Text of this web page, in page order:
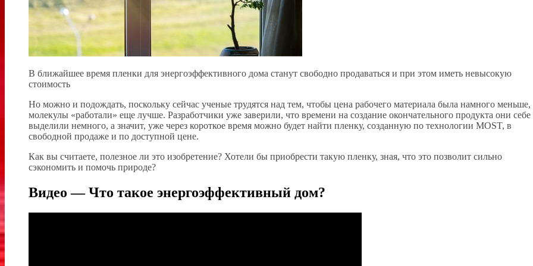
В ближайшее время пленки для энергоэффективного дома станут свободно продаваться и при этом иметь невысокую
стоимость
Но можно и подождать, поскольку сейчас ученые трудятся над тем, чтобы цена рабочего материала была намного меньше,
молекулы «работали» еще лучше. Разработчики уже заверили, что времени на создание окончательного продукта они себе
выделили немного, а значит, уже через короткое время можно будет найти пленку, созданную по технологии MOST, в
свободной продаже и по доступной цене.
Как вы считаете, полезное ли это изобретение? Хотели бы приобрести такую пленку, зная, что это позволит сильно
сэкономить и помочь природе?
Видео — Что такое энергоэффективный дом?